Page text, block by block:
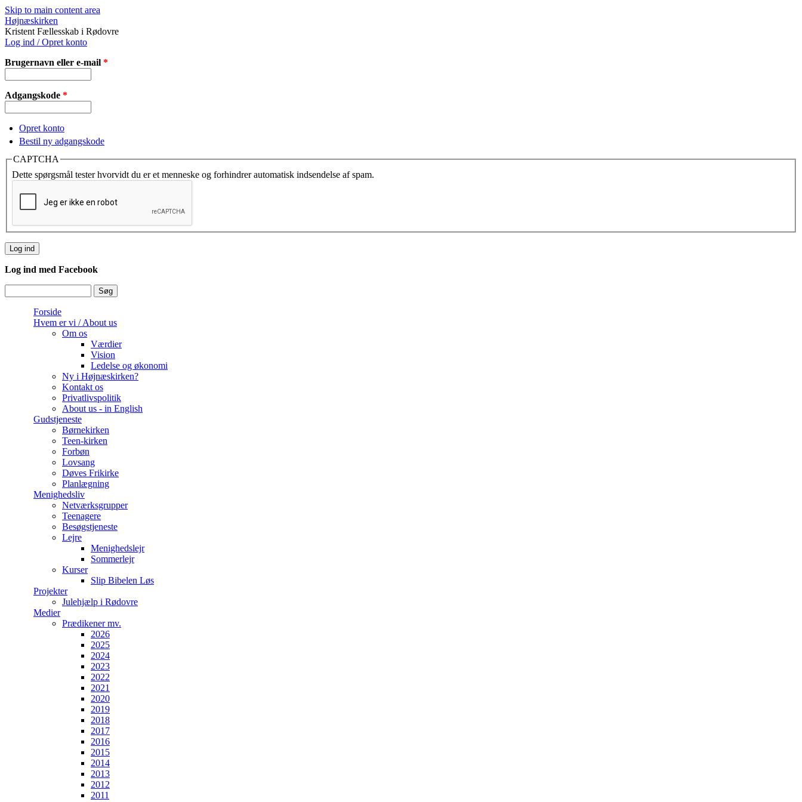
Skip to main content area
Højnæskirken
Kristent Fællesskab i Rødovre
Log ind / Opret konto
Brugernavn eller e-mail *
Adgangskode *
Opret konto
Bestil ny adgangskode
CAPTCHA
Dette spørgsmål tester hvorvidt du er et menneske og forhindrer automatisk indsendelse af spam.
Log ind med Facebook
Forside
Hvem er vi / About us
Om os
Værdier
Vision
Ledelse og økonomi
Ny i Højnæskirken?
Kontakt os
Privatlivspolitik
About us - in English
Gudstjeneste
Børnekirken
Teen-kirken
Forbøn
Lovsang
Døves Frikirke
Planlægning
Menighedsliv
Netværksgrupper
Teenagere
Besøgstjeneste
Lejre
Menighedslejr
Sommerlejr
Kurser
Slip Bibelen Løs
Projekter
Julehjælp i Rødovre
Medier
Prædikener mv.
2026
2025
2024
2023
2022
2021
2020
2019
2018
2017
2016
2015
2014
2013
2012
2011